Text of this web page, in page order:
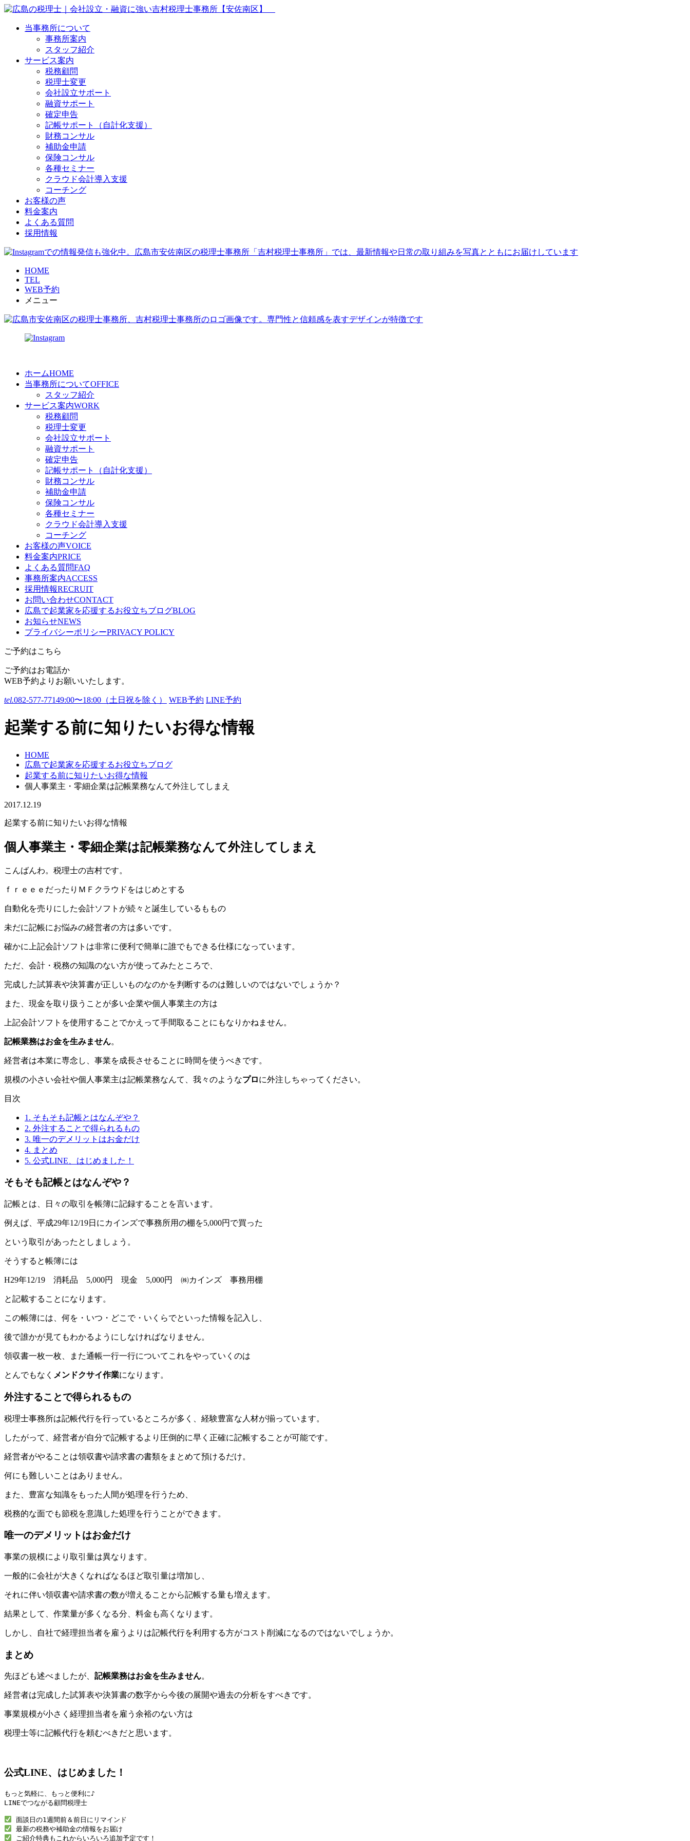
当事務所について
事務所案内
スタッフ紹介
サービス案内
税務顧問
税理士変更
会社設立サポート
融資サポート
確定申告
記帳サポート（自計化支援）
財務コンサル
補助金申請
保険コンサル
各種セミナー
クラウド会計導入支援
コーチング
お客様の声
料金案内
よくある質問
採用情報
HOME
TEL
WEB予約
メニュー
ホームHOME
当事務所についてOFFICE
スタッフ紹介
サービス案内WORK
税務顧問
税理士変更
会社設立サポート
融資サポート
確定申告
記帳サポート（自計化支援）
財務コンサル
補助金申請
保険コンサル
各種セミナー
クラウド会計導入支援
コーチング
お客様の声VOICE
料金案内PRICE
よくある質問FAQ
事務所案内ACCESS
採用情報RECRUIT
お問い合わせCONTACT
広島で起業家を応援するお役立ちブログBLOG
お知らせNEWS
プライバシーポリシーPRIVACY POLICY
ご予約はこちら
ご予約はお電話か
WEB予約よりお願いいたします。
tel.082-577-77149:00〜18:00（土日祝を除く） WEB予約 LINE予約
起業する前に知りたいお得な情報
HOME
広島で起業家を応援するお役立ちブログ
起業する前に知りたいお得な情報
個人事業主・零細企業は記帳業務なんて外注してしまえ
2017.12.19
起業する前に知りたいお得な情報
個人事業主・零細企業は記帳業務なんて外注してしまえ
こんばんわ。税理士の吉村です。
ｆｒｅｅｅだったりＭＦクラウドをはじめとする
自動化を売りにした会計ソフトが続々と誕生しているももの
未だに記帳にお悩みの経営者の方は多いです。
確かに上記会計ソフトは非常に便利で簡単に誰でもできる仕様になっています。
ただ、会計・税務の知識のない方が使ってみたところで、
完成した試算表や決算書が正しいものなのかを判断するのは難しいのではないでしょうか？
また、現金を取り扱うことが多い企業や個人事業主の方は
上記会計ソフトを使用することでかえって手間取ることにもなりかねません。
記帳業務はお金を生みません。
経営者は本業に専念し、事業を成長させることに時間を使うべきです。
規模の小さい会社や個人事業主は記帳業務なんて、我々のようなプロに外注しちゃってください。
目次
1. そもそも記帳とはなんぞや？
2. 外注することで得られるもの
3. 唯一のデメリットはお金だけ
4. まとめ
5. 公式LINE、はじめました！
そもそも記帳とはなんぞや？
記帳とは、日々の取引を帳簿に記録することを言います。
例えば、平成29年12/19日にカインズで事務所用の棚を5,000円で買った
という取引があったとしましょう。
そうすると帳簿には
H29年12/19 消耗品 5,000円 現金 5,000円 ㈱カインズ 事務用棚
と記載することになります。
この帳簿には、何を・いつ・どこで・いくらでといった情報を記入し、
後で誰かが見てもわかるようにしなければなりません。
領収書一枚一枚、また通帳一行一行についてこれをやっていくのは
とんでもなく メンドクサイ作業になります。
外注することで得られるもの
税理士事務所は記帳代行を行っているところが多く、経験豊富な人材が揃っています。
したがって、経営者が自分で記帳するより圧倒的に早く正確に記帳することが可能です。
経営者がやることは領収書や請求書の書類をまとめて預けるだけ。
何にも難しいことはありません。
また、豊富な知識をもった人間が処理を行うため、
税務的な面でも節税を意識した処理を行うことができます。
唯一のデメリットはお金だけ
事業の規模により取引量は異なります。
一般的に会社が大きくなればなるほど取引量は増加し、
それに伴い領収書や請求書の数が増えることから記帳する量も増えます。
結果として、作業量が多くなる分、料金も高くなります。
しかし、自社で経理担当者を雇うよりは記帳代行を利用する方がコスト削減になるのではないでしょうか。
まとめ
先ほども述べましたが、 記帳業務はお金を生みません。
経営者は完成した試算表や決算書の数字から今後の展開や過去の分析をすべきです。
事業規模が小さく経理担当者を雇う余裕のない方は
税理士等に記帳代行を頼むべきだと思います。
公式LINE、はじめました！
もっと気軽に、もっと便利に♪
LINEでつながる顧問税理士
ご紹介特典もこれからいろいろ追加予定です！